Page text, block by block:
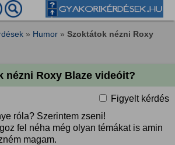
» Humor » Szoktátok nézni Roxy
nézni Roxy Blaze videóit?
Figyelt kérdés
róla? Szerintem zseni!
fel néha még olyan témákat is amin
magam.